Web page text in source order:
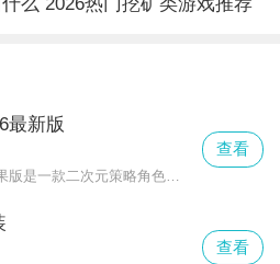
么 2026热门挖矿类游戏推荐
最新版
《零始之门》苹果版是一款二次元策略角色扮演游戏，背景设定在外星生物克锐特入侵后的末日地球，玩家扮演主角韩佳温，与“异能者”和“引导者”并肩作战抵御外星威胁。“情感即是战斗力”是游戏的核心理念，采用回合制战斗方式，通过搭配不同的异能者与引导者组合，能够激活羁绊加成发动强力技能，并通过互动选择影响角色成长路径，解锁专属CG与不同结局。此外，《零始之门》还联动了多部人气BL网漫IP，如《水边之夜》、《夜画帐》等十余作品中的角色将以全新形象登场。
查看
查看